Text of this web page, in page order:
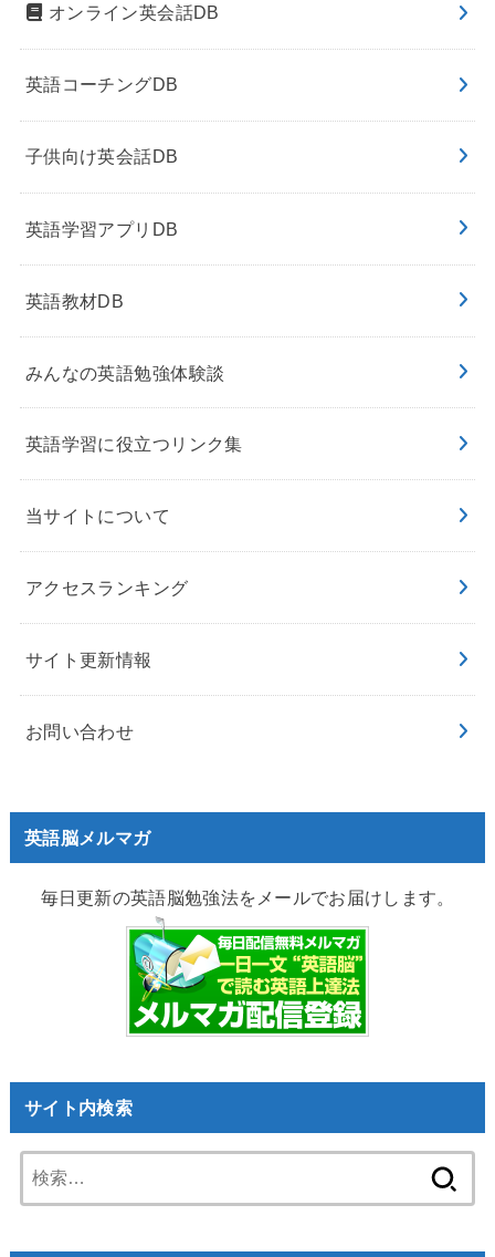
オンライン英会話DB
英語コーチングDB
子供向け英会話DB
英語学習アプリDB
英語教材DB
みんなの英語勉強体験談
英語学習に役立つリンク集
当サイトについて
アクセスランキング
サイト更新情報
お問い合わせ
英語脳メルマガ
毎日更新の英語脳勉強法をメールでお届けします。
サイト内検索
索: